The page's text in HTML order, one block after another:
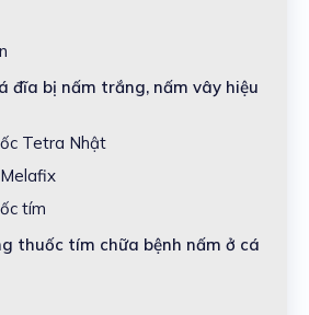
đĩa bị nấm trắng, nấm vây hiệu
Tetra Nhật
tím
thuốc tím chữa bệnh nấm ở cá